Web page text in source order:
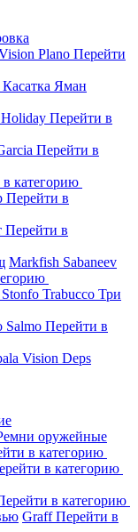
Plano Перейти
Касатка Яман
Holiday Перейти в
Перейти в
категорию
Перейти в
Перейти в
Markfish Sabaneev
Stonfo Trabucco Три
Salmo Перейти в
Vision Deps
оружейные
в категорию
в категорию
в категорию
GraffПерейти в